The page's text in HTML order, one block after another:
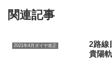
関連記事
2021年4月ダイヤ改正
2路線
貴陽